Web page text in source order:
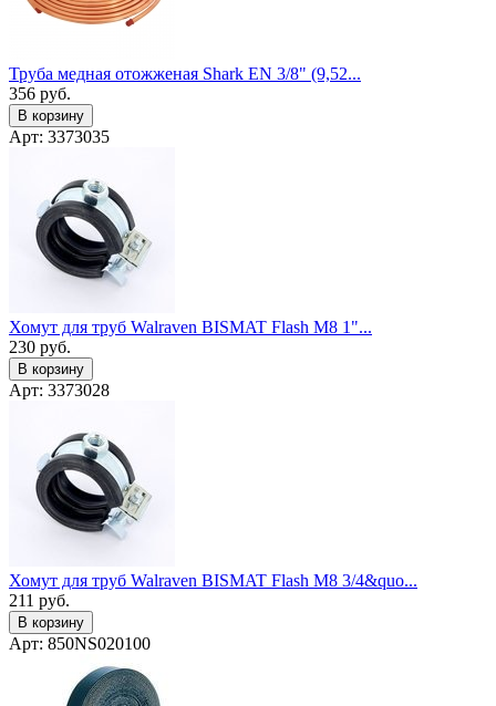
Труба медная отожженая Shark EN 3/8" (9,52...
356 руб.
В корзину
Арт: 3373035
Хомут для труб Walraven BISMAT Flash M8 1"...
230 руб.
В корзину
Арт: 3373028
Хомут для труб Walraven BISMAT Flash M8 3/4&quo...
211 руб.
В корзину
Арт: 850NS020100